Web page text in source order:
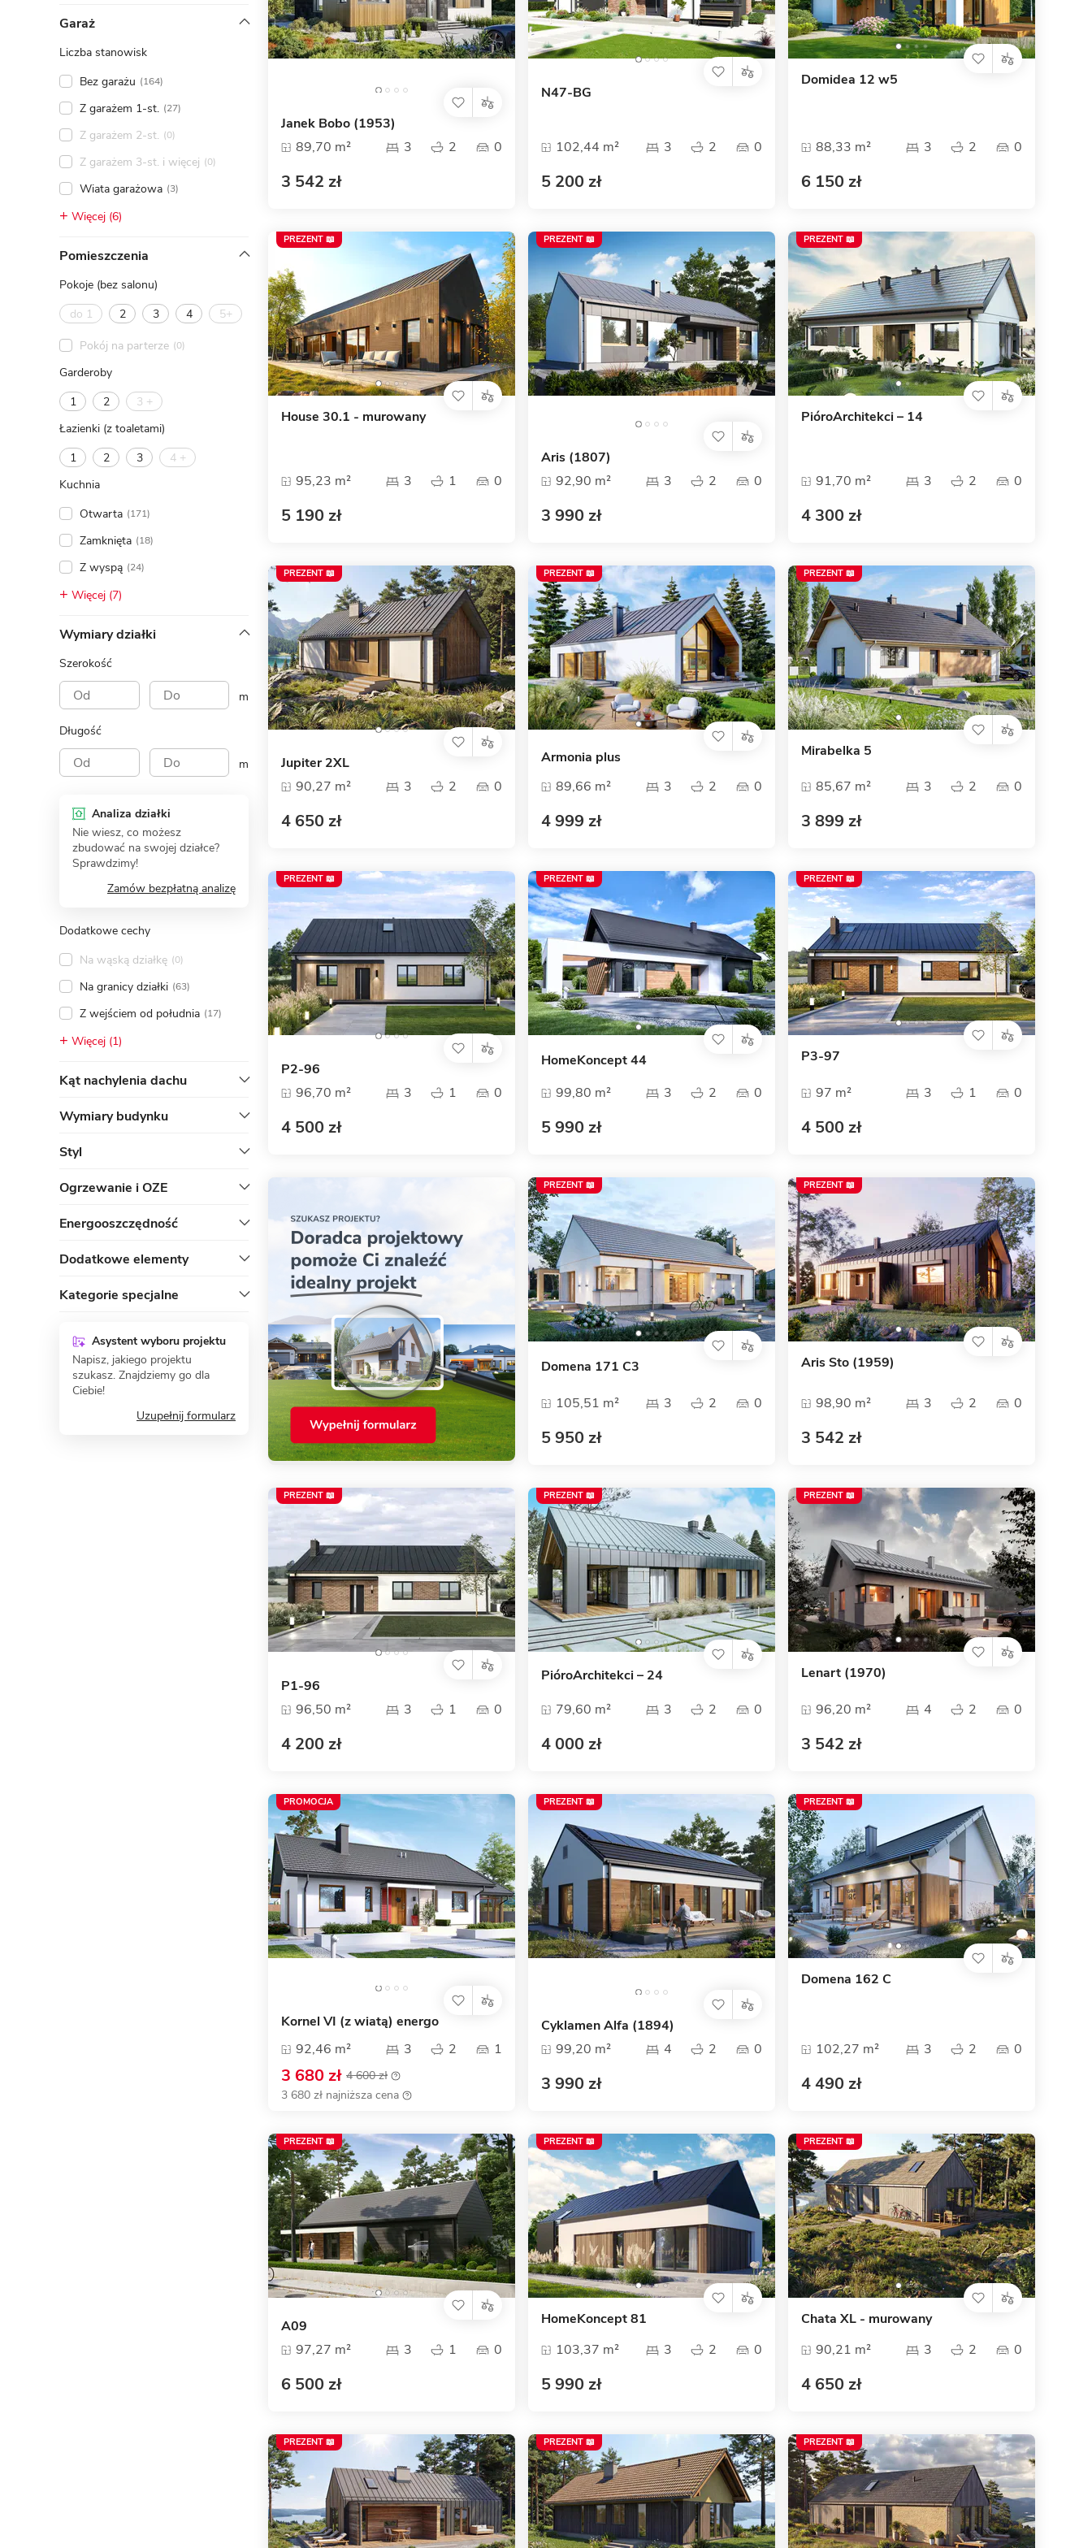
Dom pasywny- co to znaczy
Zobacz wszystkie porady
Garaż
Liczba stanowisk
Bez garażu (164)
Z garażem 1-st. (27)
Z garażem 2-st. (0)
Z garażem 3-st. i więcej (0)
Wiata garażowa (3)
Więcej (6)
Pomieszczenia
Pokoje (bez salonu)
do 1
2 3 4 5+
Pokój na parterze (0)
Garderoby
1
2
3 +
Łazienki (z toaletami)
1
2 3
4 +
Kuchnia
Otwarta (171)
Zamknięta (18)
Z wyspą (24)
Więcej (7)
Wymiary działki
Szerokość
m
Długość
m
Analiza działki
Nie wiesz, co możesz
zbudować na swojej działce?
Sprawdzimy!
Zamów bezpłatną analizę
Dodatkowe cechy
Na wąską działkę (0)
Na granicy działki (63)
Z wejściem od południa (17)
Więcej (1)
Kąt nachylenia dachu
Wymiary budynku
Styl
Ogrzewanie i OZE
Energooszczędność
Dodatkowe elementy
Kategorie specjalne
Asystent wyboru projektu
Napisz, jakiego projektu
szukasz. Znajdziemy go dla
Ciebie!
Uzupełnij formularz
Janek Bobo (1953)
89,70 m²
3 2 0
3 542 zł
N47-BG
102,44 m² 3 2 0
5 200 zł
Domidea 12 w5
88,33 m² 3 2 0
6 150 zł
House 30.1 - murowany
95,23 m² 3 1 0
5 190 zł
PREZENT 📖
Aris (1807)
92,90 m²
3 2 0
3 990 zł
PREZENT 📖
PióroArchitekci – 14
91,70 m² 3 2 0
4 300 zł
PREZENT 📖
Jupiter 2XL
90,27 m²
3 2 0
4 650 zł
PREZENT 📖
Armonia plus
89,66 m²
3 2 0
4 999 zł
PREZENT 📖
Mirabelka 5
85,67 m²
3 2 0
3 899 zł
PREZENT 📖
P2-96
96,70 m²
3 1 0
4 500 zł
PREZENT 📖
HomeKoncept 44
99,80 m²
3 2 0
5 990 zł
PREZENT 📖
P3-97
97 m² 3 1 0
4 500 zł
PREZENT 📖
Domena 171 C3
105,51 m² 3 2 0
5 950 zł
PREZENT 📖
Aris Sto (1959)
98,90 m² 3 2 0
3 542 zł
PREZENT 📖
P1-96
96,50 m²
3 1 0
4 200 zł
PREZENT 📖
PióroArchitekci – 24
79,60 m²
3 2 0
4 000 zł
PREZENT 📖
Lenart (1970)
96,20 m² 4 2 0
3 542 zł
PREZENT 📖
Kornel VI (z wiatą) energo
92,46 m²
3 2 1
3 680 zł 4 600 zł
3 680 zł najniższa cena
PROMOCJA
Cyklamen Alfa (1894)
99,20 m²
4 2 0
3 990 zł
PREZENT 📖
Domena 162 C
102,27 m² 3 2 0
4 490 zł
PREZENT 📖
A09
97,27 m²
3 1 0
6 500 zł
PREZENT 📖
HomeKoncept 81
103,37 m²
3 2 0
5 990 zł
PREZENT 📖
Chata XL - murowany
90,21 m²
3 2 0
4 650 zł
PREZENT 📖
PREZENT 📖 PREZENT 📖 PREZENT 📖